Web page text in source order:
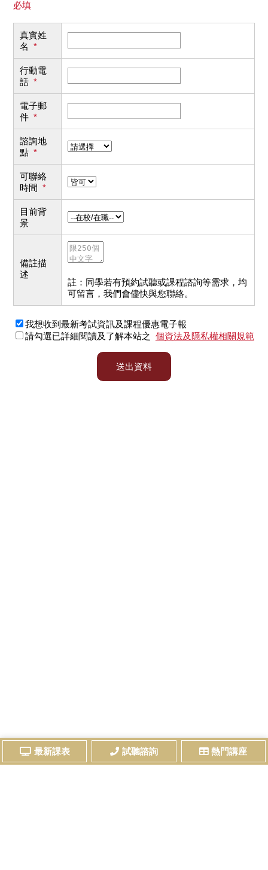
最新課表 試聽諮詢 熱門講座
必填
真實姓
名 *
行動電
話 *
電子郵
件 *
諮詢地
點 *
可聯絡
時間 *
目前背
景
備註描
述
註：同學若有預約試聽或課程諮詢等需求，均
可留言，我們會儘快與您聯絡。
我想收到最新考試資訊及課程優惠電子報
請勾選已詳細閱讀及了解本站之 個資法及隱私權相關規範
送出資料